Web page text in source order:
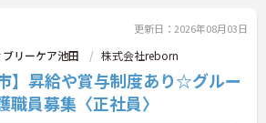
更新日：2026年08月03日
リーケア池田 株式会社reborn
】昇給や賞与制度あり☆グルー
職員募集〈正社員〉